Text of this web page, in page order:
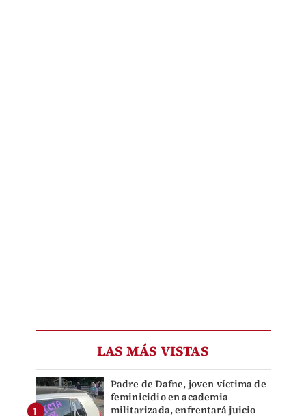
LAS MÁS VISTAS
Padre de Dafne, joven víctima de
feminicidio en academia
militarizada, enfrentará juicio